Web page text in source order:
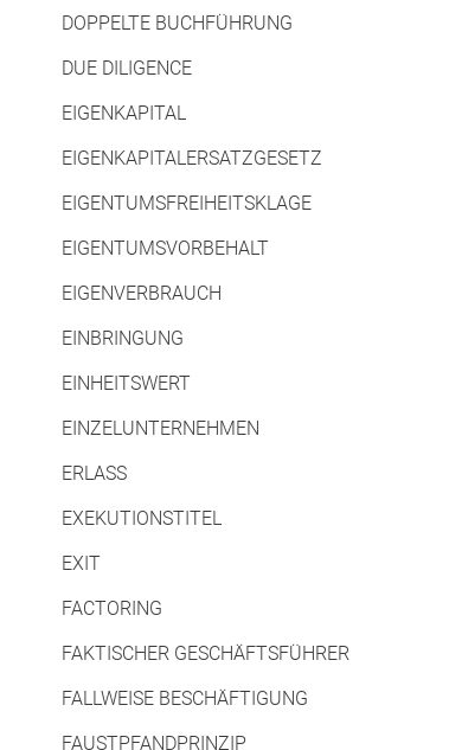
DOPPELTE BUCHFÜHRUNG
DUE DILIGENCE
EIGENKAPITAL
EIGENKAPITALERSATZGESETZ
EIGENTUMSFREIHEITSKLAGE
EIGENTUMSVORBEHALT
EIGENVERBRAUCH
EINBRINGUNG
EINHEITSWERT
EINZELUNTERNEHMEN
ERLASS
EXEKUTIONSTITEL
EXIT
FACTORING
FAKTISCHER GESCHÄFTSFÜHRER
FALLWEISE BESCHÄFTIGUNG
FAUSTPFANDPRINZIP